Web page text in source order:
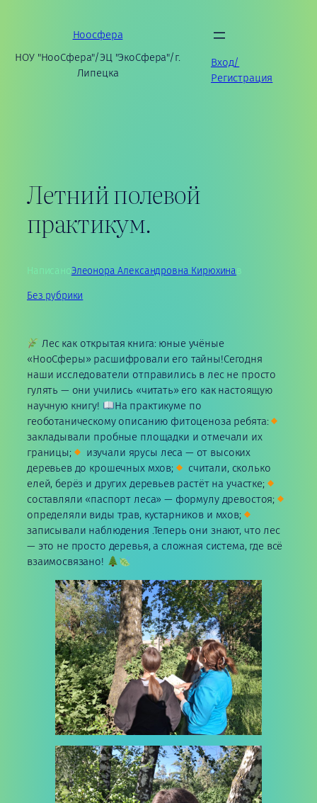
Ноосфера
НОУ "НооСфера"/ЭЦ "ЭкоСфера"/г.
Липецка
Вход/
Регистрация
Летний полевой
практикум.
НаписаноЭлеонора Александровна Кирюхинав
Без рубрики
Лес как открытая книга: юные учёные
«НооСферы» расшифровали его тайны!Сегодня
наши исследователи отправились в лес не просто
гулять — они учились «читать» его как настоящую
научную книгу!
На практикуме по
геоботаническому описанию фитоценоза ребята:
закладывали пробные площадки и отмечали их
границы;
изучали ярусы леса — от высоких
деревьев до крошечных мхов;
считали, сколько
елей, берёз и других деревьев растёт на участке;
составляли «паспорт леса» — формулу древостоя;
определяли виды трав, кустарников и мхов;
записывали наблюдения .Теперь они знают, что лес
— это не просто деревья, а сложная система, где всё
взаимосвязано!